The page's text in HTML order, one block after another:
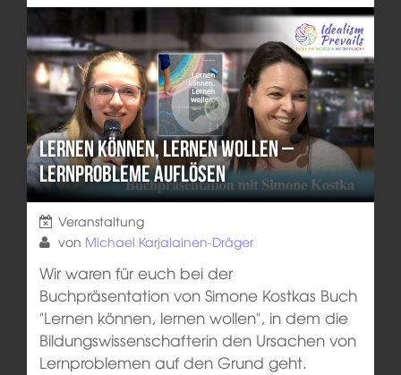
Lernen können, lernen wollen –
Lernprobleme auflösen
Veranstaltung
von Michael Karjalainen-Dräger
Wir waren für euch bei der
Buchpräsentation von Simone Kostkas Buch
"Lernen können, lernen wollen", in dem die
Bildungswissenschafterin den Ursachen von
Lernproblemen auf den Grund geht.